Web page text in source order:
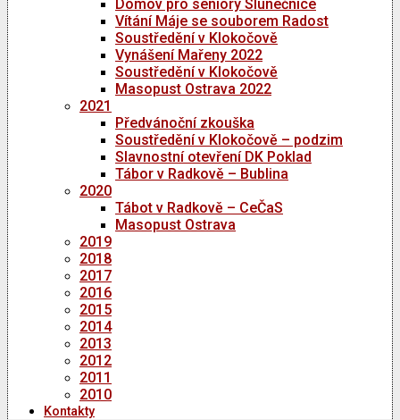
Domov pro seniory Slunečnice
Vítání Máje se souborem Radost
Soustředění v Klokočově
Vynášení Mařeny 2022
Soustředění v Klokočově
Masopust Ostrava 2022
2021
Předvánoční zkouška
Soustředění v Klokočově – podzim
Slavnostní otevření DK Poklad
Tábor v Radkově – Bublina
2020
Tábot v Radkově – CeČaS
Masopust Ostrava
2019
2018
2017
2016
2015
2014
2013
2012
2011
2010
Kontakty